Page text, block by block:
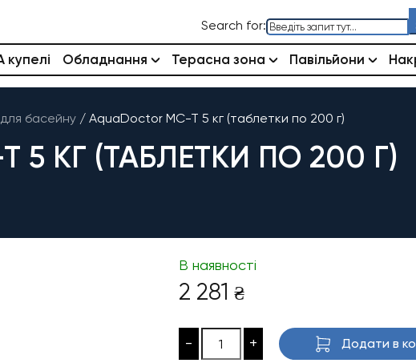
Search for:
купелі Обладнання Терасна зона Павільйони
для басейну / AquaDoctor MC-T 5 кг (таблетки по 200 г)
T 5 КГ (ТАБЛЕТКИ ПО 200 Г)
В наявності
2 281 ₴
- + Додати в